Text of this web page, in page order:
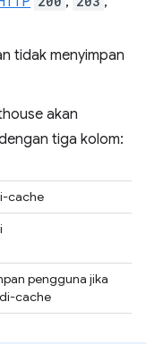
tidak menyimpan
akan
tiga kolom:
cache
pengguna jika
cache